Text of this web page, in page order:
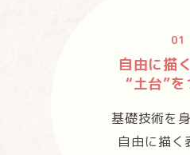
01
自由に描
“土台”を
基礎技術を
自由に描く